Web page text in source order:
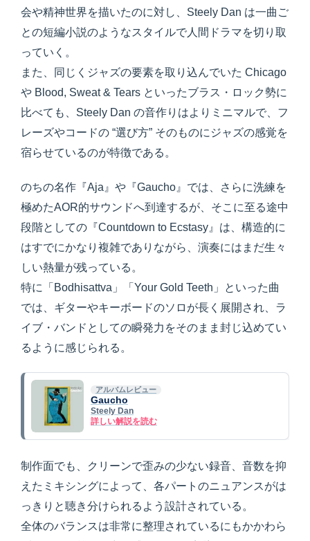
会や精神世界を描いたのに対し、Steely Dan は一曲ご
との短編小説のようなスタイルで人間ドラマを切り取
っていく。
また、同じくジャズの要素を取り込んでいた Chicago
や Blood, Sweat & Tears といったブラス・ロック勢に
比べても、Steely Dan の音作りはよりミニマルで、フ
レーズやコードの “選び方” そのものにジャズの感覚を
宿らせているのが特徴である。
のちの名作『Aja』や『Gaucho』では、さらに洗練を
極めたAOR的サウンドへ到達するが、そこに至る途中
段階としての『Countdown to Ecstasy』は、構造的に
はすでにかなり複雑でありながら、演奏にはまだ生々
しい熱量が残っている。
特に「Bodhisattva」「Your Gold Teeth」といった曲
では、ギターやキーボードのソロが長く展開され、ラ
イブ・バンドとしての瞬発力をそのまま封じ込めてい
るように感じられる。
アルバムレビュー
Gaucho
Steely Dan
詳しい解説を読む
制作面でも、クリーンで歪みの少ない録音、音数を抑
えたミキシングによって、各パートのニュアンスがは
っきりと聴き分けられるよう設計されている。
全体のバランスは非常に整理されているにもかかわら